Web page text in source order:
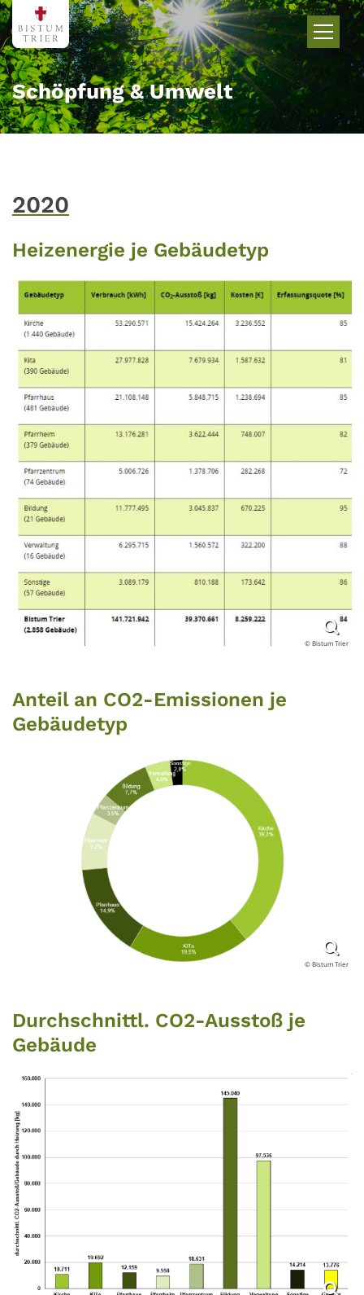
Zum Inhalt springen
Schöpfung & Umwelt
2020
Heizenergie je Gebäudetyp
© Bistum Trier
Anteil an CO2-Emissionen je
Gebäudetyp
© Bistum Trier
Durchschnittl. CO2-Ausstoß je
Gebäude